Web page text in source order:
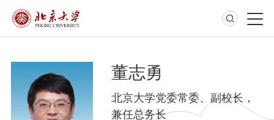
董志勇
北京大学党委常委、副校长，
兼任总务长